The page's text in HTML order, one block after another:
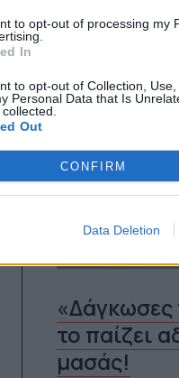
to opt-out of processing my
In
to opt-out of Collection,
Personal Data that Is
Out
CONFIRM
Data Deletion
«Δάγκωσες
το παίζει
μασάς!